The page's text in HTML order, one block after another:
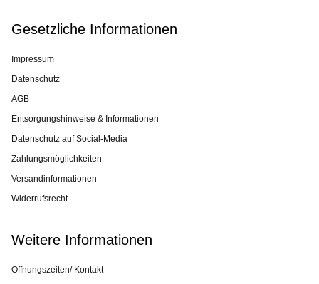
Gesetzliche Informationen
Impressum
Datenschutz
AGB
Entsorgungshinweise & Informationen
Datenschutz auf Social-Media
Zahlungsmöglichkeiten
Versandinformationen
Widerrufsrecht
Weitere Informationen
Öffnungszeiten/ Kontakt